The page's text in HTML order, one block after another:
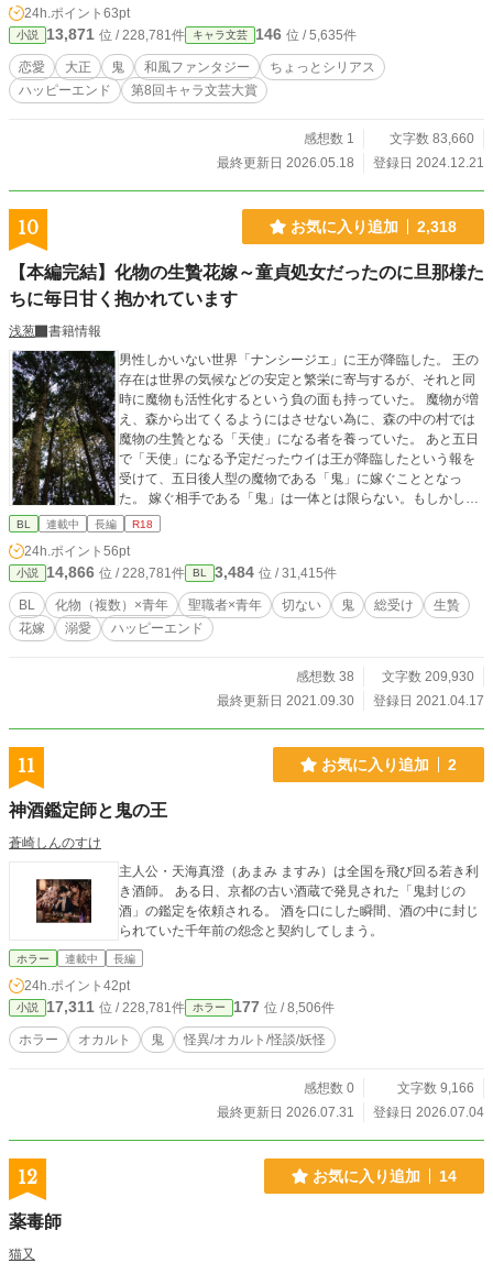
キは、鬼の暮らす隠れ里で目を覚ます。 ユキを「殺した」
鬼、千早は、彼女に向かって告げた。 「お前は、もはや道
間ではない。――お前は、鬼だ」 鬼に殺され、鬼となった
ユキと、鬼の棟梁である千早。 二人の運命は、静かに交差
する―― ※アルファポリス第8回キャラ文芸大賞にて奨励賞
24h.ポイント 63pt
小説 13,871 位 / 228,781件 キャラ文芸 146 位 / 5,635件
恋愛 大正 鬼 和風ファンタジー
ちょっとシリアス
ハッピーエンド
第8回キャラ文芸大賞
感想数 1
文字数 83,660
最終更新日 2026.05.18
登録日 2024.12.21
10 お気に入り追加 2,318
【本編完結】化物の生贄花嫁～童貞処女だったのに旦那様た
ちに毎日甘く抱かれています
浅葱
書籍情報
男性しかいない世界「ナンシージエ」に王が降臨した。 王の
存在は世界の気候などの安定と繁栄に寄与するが、それと同
時に魔物も活性化するという負の面も持っていた。 魔物が増
え、森から出てくるようにはさせない為に、森の中の村では
魔物の生贄となる「天使」になる者を養っていた。 あと五日
で「天使」になる予定だったウイは王が降臨したという報を
受けて、五日後人型の魔物である「鬼」に嫁ぐこととなっ
た。 嫁ぐ相手である「鬼」は一体とは限らない。もしかした
ら複数に犯されてしまうかもしれないという不安を抱えなが
たのだった。 最初のうちは甘さ控えめですがすぐにどんどん
甘くなります。 天使シリーズですが、他の作品との絡みはあ
りません。単体でお楽しみいただけます。 童貞処女の青年が
見た目悪魔の鬼たちに嫁ぎ、毎日あんあん甘く啼かされてし
まう物語です。 化物（複数）×青年。聖職者×青年。総受け。
溺愛／体格差／肛門拡張あり。エロエロです。魔物（触手な
ど）も使われたりします。ハッピーエンド。 （注：他の天使
り、それは尻穴に男根を受け入れて精を注がれないと死んで
しまう。「天使」は尻穴が丈夫でとても感じやすい。魔物が
の生態。ただし少しでも傷つけると感染症などにかかって死
ujossy.jp/books/17868 （同世界観のお話時系列：冴えないサ
ラリーマン～→イケメンだけど短小→巨人族に二人がかりで
～→敏感なイケメン騎士は～→ナルシストな僕のオナホ） こ
の他に同人誌で発表したもの（完売済）、電子書籍がありま
す。よろろん。 表紙の写真はフリー写真素材イメージスタイ
スピレーションを受けました。ありがとうございます♪ 8/20
本編完結しました！ 8/21 19:46 最終話にオマケを追加
しました！ 9/28 長視点の番外編を上げました！ fujossyに
も投稿しましたー 9/29 ウイ視点の番外編を上げました！
BL 連載中 長編 R18
24h.ポイント 56pt
小説 14,866 位 / 228,781件 BL 3,484 位 / 31,415件
BL 化物（複数）×青年 聖職者×青年 切ない 鬼 総受け
生贄
花嫁
溺愛 ハッピーエンド
感想数 38
文字数 209,930
最終更新日 2021.09.30
登録日 2021.04.17
11 お気に入り追加 2
神酒鑑定師と鬼の王
蒼崎しんのすけ
主人公・天海真澄（あまみ ますみ）は全国を飛び回る若き利
き酒師。 ある日、京都の古い酒蔵で発見された「鬼封じの
酒」の鑑定を依頼される。 酒を口にした瞬間、酒の中に封じ
られていた千年前の怨念と契約してしまう。
ホラー 連載中 長編
24h.ポイント 42pt
小説 17,311 位 / 228,781件 ホラー 177 位 / 8,506件
ホラー オカルト 鬼 怪異/オカルト/怪談/妖怪
感想数 0
文字数 9,166
最終更新日 2026.07.31
登録日 2026.07.04
12 お気に入り追加 14
薬毒師
猫又